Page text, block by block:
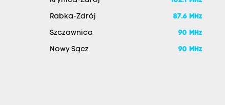
Rabka-Zdrój 87.6 MHz
Szczawnica 90 MHz
Nowy Sącz 90 MHz